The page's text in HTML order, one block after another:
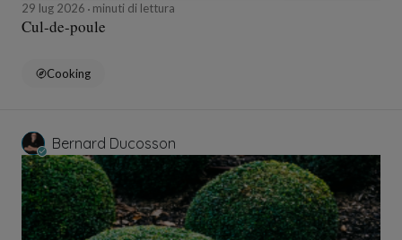
29 lug 2026 minuti di lettura
Cul-de-poule
Cooking
Bernard Ducosson